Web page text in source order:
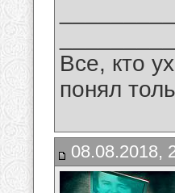
Все, кто
понял
08.08.2018,